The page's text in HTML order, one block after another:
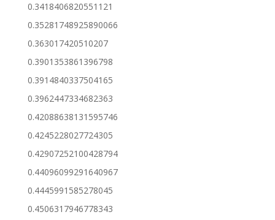
0.3418406820551121
0.35281748925890066
0.363017420510207
0.3901353861396798
0.3914840337504165
0.3962447334682363
0.42088638131595746
0.4245228027724305
0.42907252100428794
0.44096099291640967
0.4445991585278045
0.4506317946778343